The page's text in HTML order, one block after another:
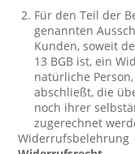
Für den Teil der
genannten
Kunden, soweit
13 BGB ist, ein
natürliche
abschließt, die
noch ihrer
zugerechnet
Widerrufsbelehrung